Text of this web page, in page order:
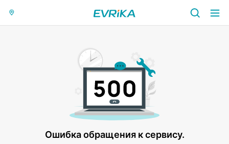
Ошибка обращения к сервису.